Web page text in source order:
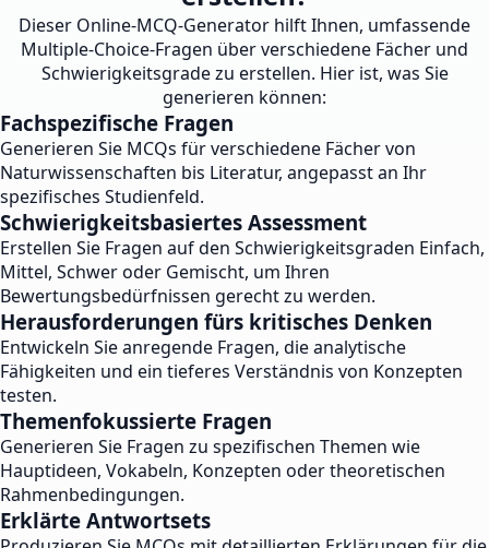
Dieser Online-MCQ-Generator hilft Ihnen, umfassende
Multiple-Choice-Fragen über verschiedene Fächer und
Schwierigkeitsgrade zu erstellen. Hier ist, was Sie
generieren können:
Fachspezifische Fragen
Generieren Sie MCQs für verschiedene Fächer von
Naturwissenschaften bis Literatur, angepasst an Ihr
spezifisches Studienfeld.
Schwierigkeitsbasiertes Assessment
Erstellen Sie Fragen auf den Schwierigkeitsgraden Einfach,
Mittel, Schwer oder Gemischt, um Ihren
Bewertungsbedürfnissen gerecht zu werden.
Herausforderungen fürs kritisches Denken
Entwickeln Sie anregende Fragen, die analytische
Fähigkeiten und ein tieferes Verständnis von Konzepten
testen.
Themenfokussierte Fragen
Generieren Sie Fragen zu spezifischen Themen wie
Hauptideen, Vokabeln, Konzepten oder theoretischen
Rahmenbedingungen.
Erklärte Antwortsets